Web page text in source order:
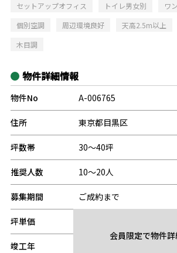
セットアップオフィス
トイレ男女別 ワ
個別空調
周辺環境良好 天高2.5m以上
木目調
物件詳細情報
物件No A-006765
住所 東京都目黒区
坪数帯 30～40坪
推奨人数 10～20人
募集期間 ご成約まで
坪単価
竣工年
会員限定で物件